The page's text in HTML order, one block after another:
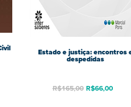
Estado e justiça: encontros
despedidas
R$165,00 R$66,00